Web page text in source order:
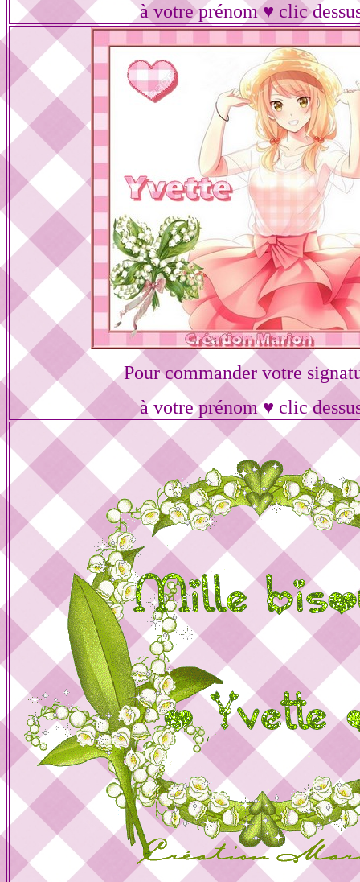
à votre prénom ♥ clic
Pour commander votre
à votre prénom ♥ clic